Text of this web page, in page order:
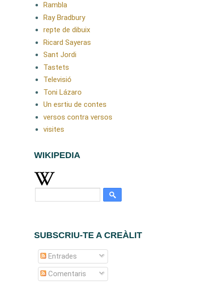
Rambla
Ray Bradbury
repte de dibuix
Ricard Sayeras
Sant Jordi
Tastets
Televisió
Toni Lázaro
Un esrtiu de contes
versos contra versos
visites
WIKIPEDIA
SUBSCRIU-TE A CREÀLIT
Entrades
Comentaris